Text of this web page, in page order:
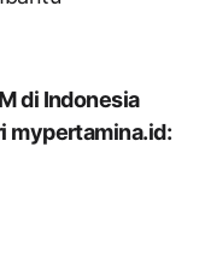
di Indonesia
mypertamina.id: